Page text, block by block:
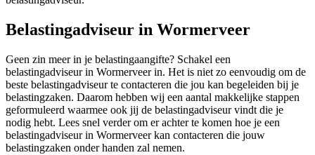
Belastingadviseur in Wormerveer
Geen zin meer in je belastingaangifte? Schakel een
belastingadviseur in Wormerveer in. Het is niet zo eenvoudig om de
beste belastingadviseur te contacteren die jou kan begeleiden bij je
belastingzaken. Daarom hebben wij een aantal makkelijke stappen
geformuleerd waarmee ook jij de belastingadviseur vindt die je
nodig hebt. Lees snel verder om er achter te komen hoe je een
belastingadviseur in Wormerveer kan contacteren die jouw
belastingzaken onder handen zal nemen.